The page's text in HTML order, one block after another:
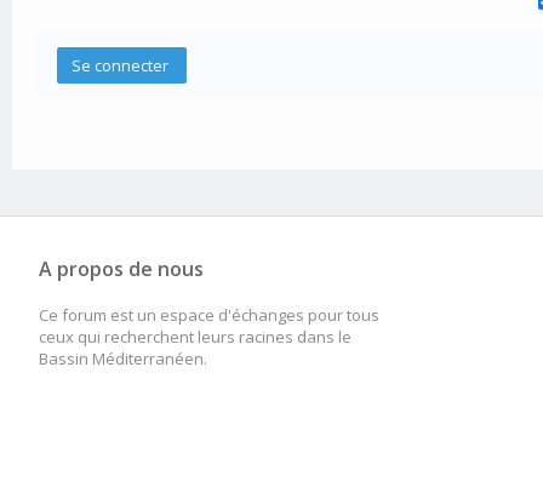
A propos de nous
Ce forum est un espace d'échanges pour tous
ceux qui recherchent leurs racines dans le
Bassin Méditerranéen.